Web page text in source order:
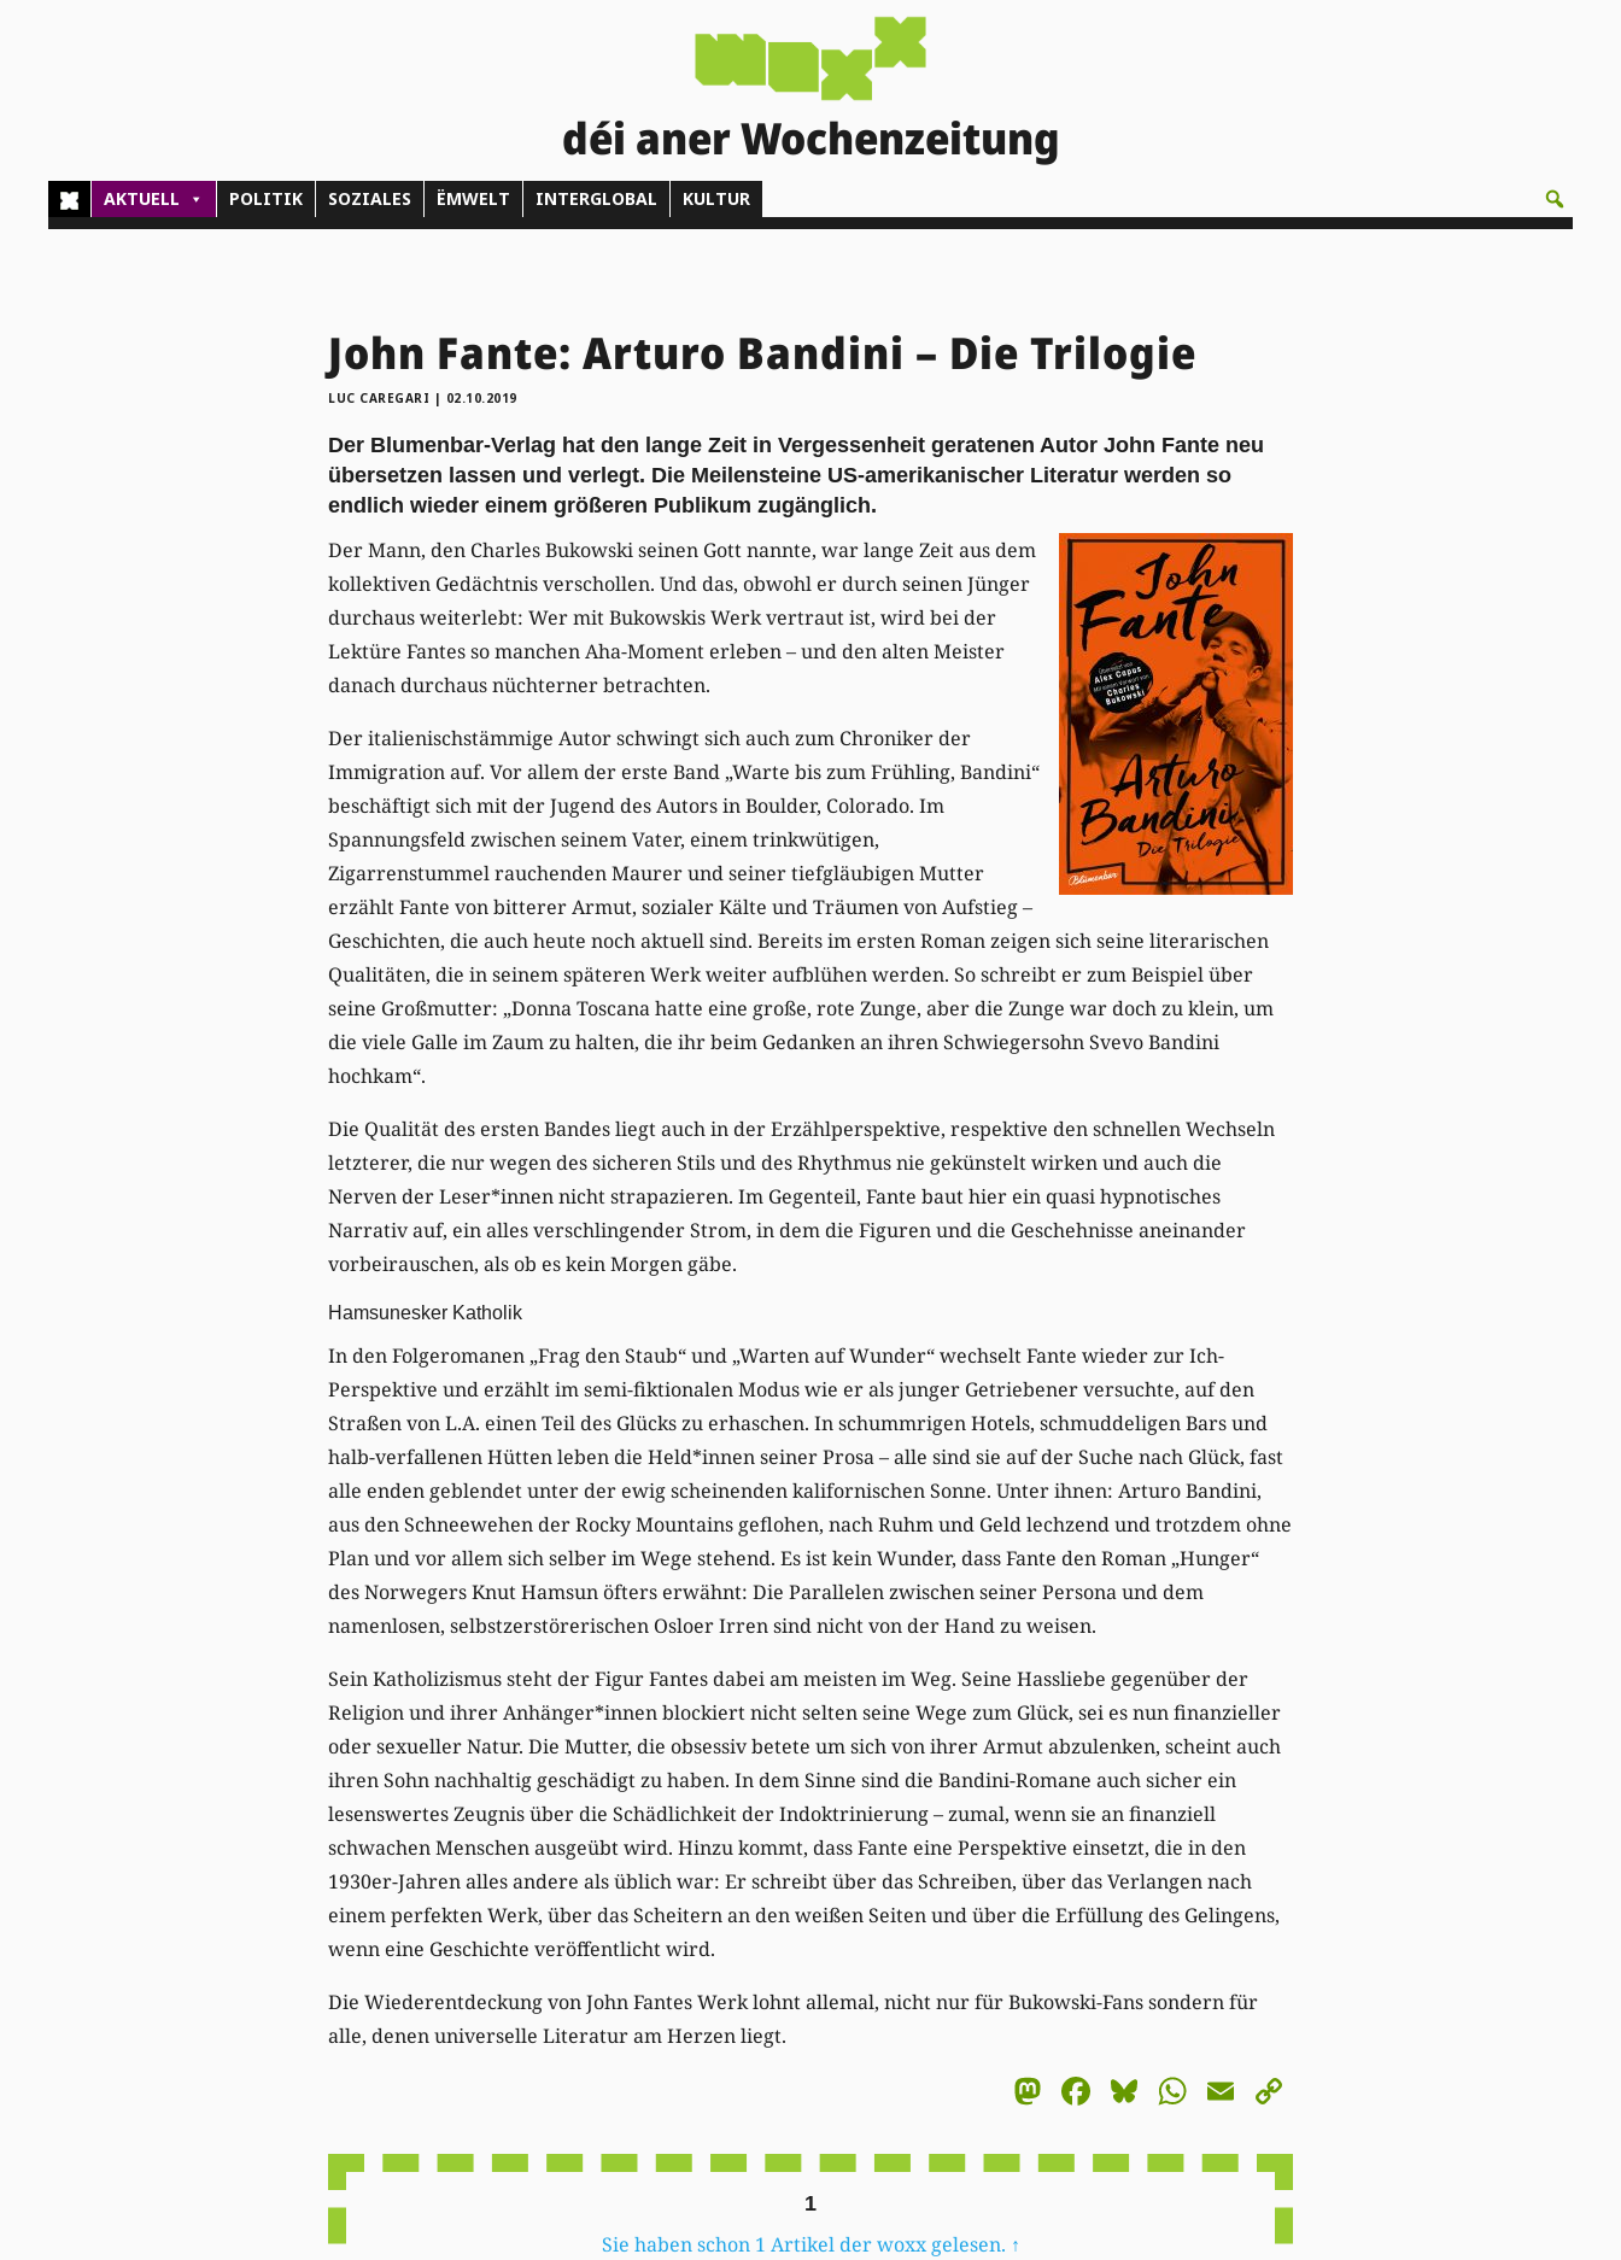
déi aner Wochenzeitung
AKTUELL POLITIK SOZIALES ËMWELT INTERGLOBAL KULTUR
John Fante: Arturo Bandini – Die Trilogie
LUC CAREGARI | 02.10.2019
Der Blumenbar-Verlag hat den lange Zeit in Vergessenheit geratenen Autor John Fante neu
übersetzen lassen und verlegt. Die Meilensteine US-amerikanischer Literatur werden so
endlich wieder einem größeren Publikum zugänglich.
Der Mann, den Charles Bukowski seinen Gott nannte, war lange Zeit aus dem
kollektiven Gedächtnis verschollen. Und das, obwohl er durch seinen Jünger
durchaus weiterlebt: Wer mit Bukowskis Werk vertraut ist, wird bei der
Lektüre Fantes so manchen Aha-Moment erleben – und den alten Meister
danach durchaus nüchterner betrachten.
Der italienischstämmige Autor schwingt sich auch zum Chroniker der
Immigration auf. Vor allem der erste Band „Warte bis zum Frühling, Bandini“
beschäftigt sich mit der Jugend des Autors in Boulder, Colorado. Im
Spannungsfeld zwischen seinem Vater, einem trinkwütigen,
Zigarrenstummel rauchenden Maurer und seiner tiefgläubigen Mutter
erzählt Fante von bitterer Armut, sozialer Kälte und Träumen von Aufstieg –
Geschichten, die auch heute noch aktuell sind. Bereits im ersten Roman zeigen sich seine literarischen
Qualitäten, die in seinem späteren Werk weiter aufblühen werden. So schreibt er zum Beispiel über
seine Großmutter: „Donna Toscana hatte eine große, rote Zunge, aber die Zunge war doch zu klein, um
die viele Galle im Zaum zu halten, die ihr beim Gedanken an ihren Schwiegersohn Svevo Bandini
hochkam“.
Die Qualität des ersten Bandes liegt auch in der Erzählperspektive, respektive den schnellen Wechseln
letzterer, die nur wegen des sicheren Stils und des Rhythmus nie gekünstelt wirken und auch die
Nerven der Leser*innen nicht strapazieren. Im Gegenteil, Fante baut hier ein quasi hypnotisches
Narrativ auf, ein alles verschlingender Strom, in dem die Figuren und die Geschehnisse aneinander
vorbeirauschen, als ob es kein Morgen gäbe.
Hamsunesker Katholik
In den Folgeromanen „Frag den Staub“ und „Warten auf Wunder“ wechselt Fante wieder zur Ich-
Perspektive und erzählt im semi-fiktionalen Modus wie er als junger Getriebener versuchte, auf den
Straßen von L.A. einen Teil des Glücks zu erhaschen. In schummrigen Hotels, schmuddeligen Bars und
halb-verfallenen Hütten leben die Held*innen seiner Prosa – alle sind sie auf der Suche nach Glück, fast
alle enden geblendet unter der ewig scheinenden kalifornischen Sonne. Unter ihnen: Arturo Bandini,
aus den Schneewehen der Rocky Mountains geflohen, nach Ruhm und Geld lechzend und trotzdem ohne
Plan und vor allem sich selber im Wege stehend. Es ist kein Wunder, dass Fante den Roman „Hunger“
des Norwegers Knut Hamsun öfters erwähnt: Die Parallelen zwischen seiner Persona und dem
namenlosen, selbstzerstörerischen Osloer Irren sind nicht von der Hand zu weisen.
Sein Katholizismus steht der Figur Fantes dabei am meisten im Weg. Seine Hassliebe gegenüber der
Religion und ihrer Anhänger*innen blockiert nicht selten seine Wege zum Glück, sei es nun finanzieller
oder sexueller Natur. Die Mutter, die obsessiv betete um sich von ihrer Armut abzulenken, scheint auch
ihren Sohn nachhaltig geschädigt zu haben. In dem Sinne sind die Bandini-Romane auch sicher ein
lesenswertes Zeugnis über die Schädlichkeit der Indoktrinierung – zumal, wenn sie an finanziell
schwachen Menschen ausgeübt wird. Hinzu kommt, dass Fante eine Perspektive einsetzt, die in den
1930er-Jahren alles andere als üblich war: Er schreibt über das Schreiben, über das Verlangen nach
einem perfekten Werk, über das Scheitern an den weißen Seiten und über die Erfüllung des Gelingens,
wenn eine Geschichte veröffentlicht wird.
Die Wiederentdeckung von John Fantes Werk lohnt allemal, nicht nur für Bukowski-Fans sondern für
alle, denen universelle Literatur am Herzen liegt.
Mastodon
Facebook
Bluesky
WhatsApp
Email
1
Sie haben schon 1 Artikel der woxx gelesen. ↑